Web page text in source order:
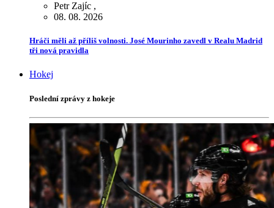
Petr Zajíc ,
08. 08. 2026
Hráči měli až příliš volnosti. José Mourinho zavedl v Realu Madrid
tři nová pravidla
Hokej
Poslední zprávy z hokeje